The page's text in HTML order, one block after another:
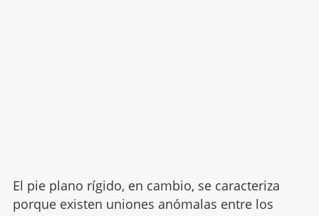
El pie plano rígido, en cambio, se caracteriza
porque existen uniones anómalas entre los